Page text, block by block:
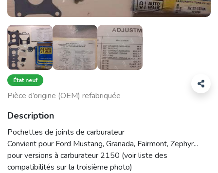
État neuf
Pièce d’origine (OEM) refabriquée
Description
Pochettes de joints de carburateur
Convient pour Ford Mustang, Granada, Fairmont, Zephyr...
pour versions à carburateur 2150 (voir liste des
compatibilités sur la troisième photo)